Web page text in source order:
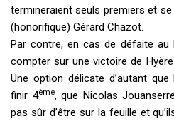
termineraient seuls premiers et
(honorifique) Gérard Chazot.
Par contre, en cas de défaite au
compter sur une victoire de
Une option délicate d’autant
finir 4ème, que Nicolas
pas sûr d’être sur la feuille et